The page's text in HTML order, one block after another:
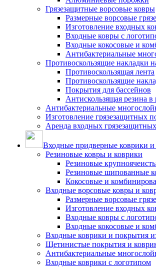
Грязезащитные ворсовые ковры
Размерные ворсовые
Изготовление входных
Входные ковры с
Входные кокосовые и
Антибактериальные
Противоскользящие накладки
Противоскользящая лента
Противоскользящие
Покрытия для бассейнов
Антискользящая резина в
Антибактериальные
Изготовление грязезащитных
Аренда входных
Входные придверные коврики
Резиновые ковры и коврики
Резиновые
Резиновые шипованные
Кокосовые и
Входные ворсовые ковры и
Размерные ворсовые
Изготовление входных
Входные ковры с
Входные кокосовые и
Входные коврики и покрытия
Щетинистые покрытия и
Антибактериальные
Входные коврики с логотипом